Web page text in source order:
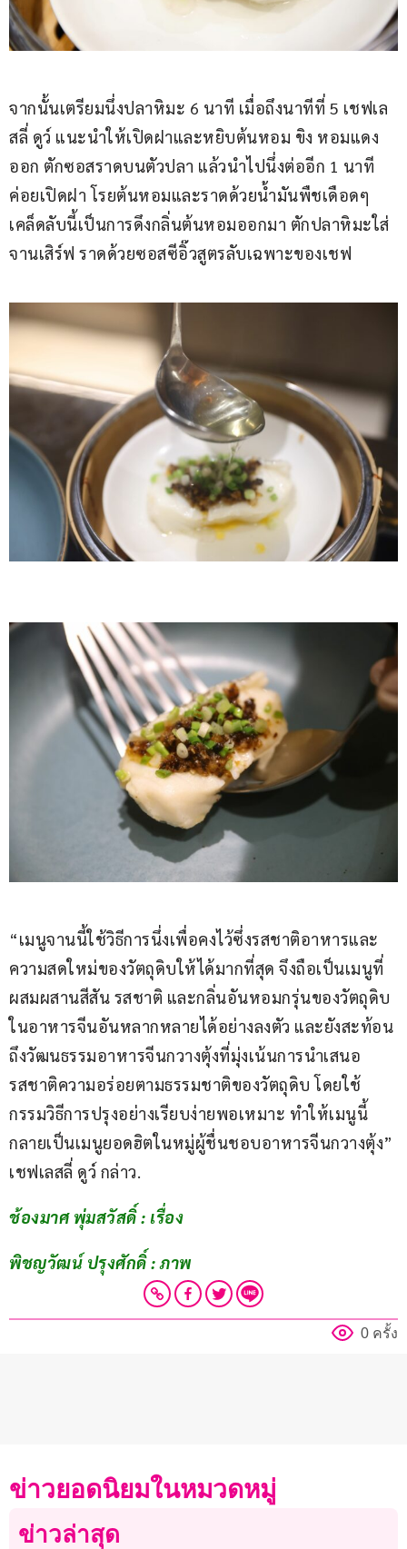
จากนั้นเตรียมนึ่งปลาหิมะ 6 นาที เมื่อถึงนาทีที่ 5 เชฟเล
สลี่ ดูว์ แนะนำให้เปิดฝาและหยิบต้นหอม ขิง หอมแดง
ออก ตักซอสราดบนตัวปลา แล้วนำไปนึ่งต่ออีก 1 นาที
ค่อยเปิดฝา โรยต้นหอมและราดด้วยน้ำมันพืชเดือดๆ
เคล็ดลับนี้เป็นการดึงกลิ่นต้นหอมออกมา ตักปลาหิมะใส่
จานเสิร์ฟ ราดด้วยซอสซีอิ๊วสูตรลับเฉพาะของเชฟ
“เมนูจานนี้ใช้วิธีการนึ่งเพื่อคงไว้ซึ่งรสชาติอาหารและ
ความสดใหม่ของวัตถุดิบให้ได้มากที่สุด จึงถือเป็นเมนูที่
ผสมผสานสีสัน รสชาติ และกลิ่นอันหอมกรุ่นของวัตถุดิบ
ในอาหารจีนอันหลากหลายได้อย่างลงตัว และยังสะท้อน
ถึงวัฒนธรรมอาหารจีนกวางตุ้งที่มุ่งเน้นการนำเสนอ
รสชาติความอร่อยตามธรรมชาติของวัตถุดิบ โดยใช้
กรรมวิธีการปรุงอย่างเรียบง่ายพอเหมาะ ทำให้เมนูนี้
กลายเป็นเมนูยอดฮิตในหมู่ผู้ชื่นชอบอาหารจีนกวางตุ้ง”
เชฟเลสลี่ ดูว์ กล่าว.
ช้องมาศ พุ่มสวัสดิ์ : เรื่อง
พิชญวัฒน์ ปรุงศักดิ์ : ภาพ
0 ครั้ง
ข่าวยอดนิยมในหมวดหมู่
ข่าวล่าสุด